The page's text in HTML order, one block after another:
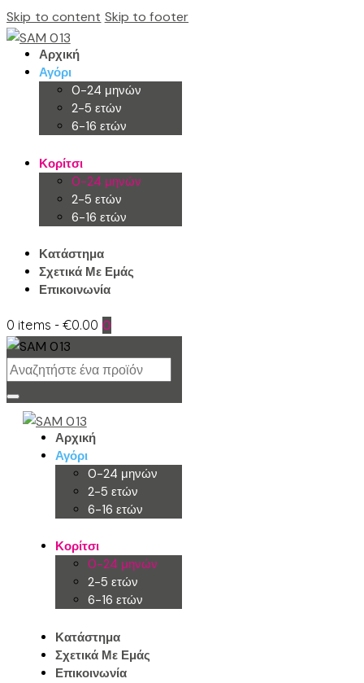
Skip to content Skip to footer
Αρχική
Αγόρι
0-24 μηνών
2-5 ετών
6-16 ετών
Κορίτσι
0-24 μηνών
2-5 ετών
6-16 ετών
Κατάστημα
Σχετικά Με Εμάς
Επικοινωνία
0 items -€0.00 0
Αρχική
Αγόρι
0-24 μηνών
2-5 ετών
6-16 ετών
Κορίτσι
0-24 μηνών
2-5 ετών
6-16 ετών
Κατάστημα
Σχετικά Με Εμάς
Επικοινωνία